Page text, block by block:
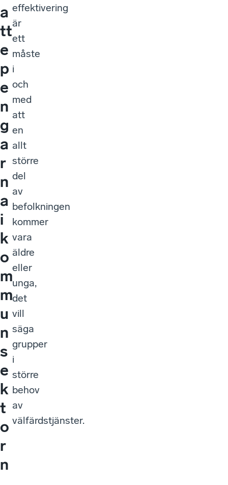
a
tt
e
p
e
n
g
a
r
n
a
i
k
o
m
m
u
n
s
e
k
t
o
r
n
effektivering
är
ett
måste
i
och
med
att
en
allt
större
del
av
befolkningen
kommer
vara
äldre
eller
unga,
det
vill
säga
grupper
i
större
behov
av
välfärdstjänster.